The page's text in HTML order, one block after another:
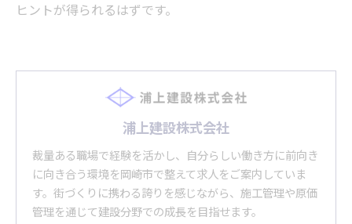
ヒントが得られるはずです。
浦上建設株式会社
裁量ある職場で経験を活かし、自分らしい働き方に前向き
に向き合う環境を岡崎市で整えて求人をご案内していま
す。街づくりに携わる誇りを感じながら、施工管理や原価
管理を通じて建設分野での成長を目指せます。